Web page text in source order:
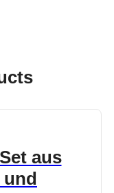
aus
und